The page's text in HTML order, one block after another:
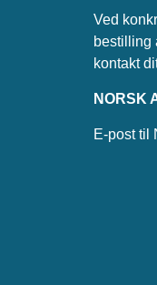
Ved
bestilling
kontakt
NORSK
E-post til